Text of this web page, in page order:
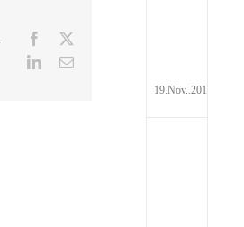
Facebook
LinkedIn
E-
19.Nov..2017